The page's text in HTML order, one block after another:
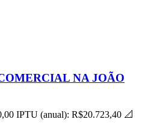
NA JOÃO
IPTU (anual): R$20.723,40 📐